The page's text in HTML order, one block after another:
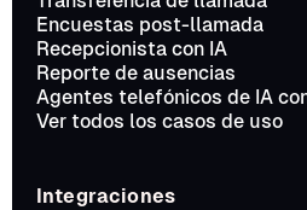
Encuestas post-llamada
Recepcionista con IA
Reporte de ausencias
Agentes telefónicos de IA
Ver todos los casos de uso
Integraciones